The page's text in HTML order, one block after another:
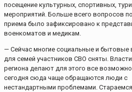
посещение культурных, спортивных,
мероприятий. Больше всего вопросов
приема было зафиксировано к
военкоматов и медикам.
— Сейчас многие социальные и бытовые
для семей участников СВО сняты.
региона делают для этого все
сегодня сюда чаще обращаются люди с
нестандартными проблемами. Стараемся